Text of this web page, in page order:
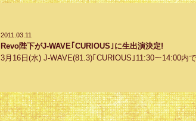
2011.03.11
Revo陛下がJ-WAVE｢CURIOUS｣に生出演決定!
3月16日(水) J-WAVE(81.3)｢CURIOUS｣11:30～14:00内